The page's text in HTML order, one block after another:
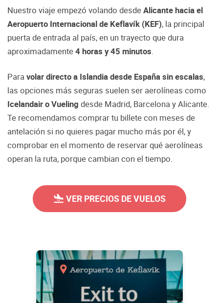
Nuestro viaje empezó volando desdeAlicante hacia el
Aeropuerto Internacional de Keflavík (KEF), la principal
puerta de entrada al país, en un trayecto que dura
aproximadamente4 horas y 45 minutos.
Para volar directo a Islandia desde España sin escalas,
las opciones más seguras suelen ser aerolíneas como
Icelandair o Vueling desde Madrid, Barcelona y Alicante.
Te recomendamos comprar tu billete con meses de
antelación si no quieres pagar mucho más por él, y
comprobar en el momento de reservar qué aerolíneas
operan la ruta, porque cambian con el tiempo.
VER PRECIOS DE VUELOS